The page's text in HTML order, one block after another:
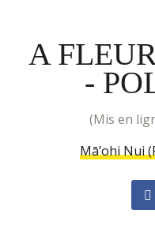
A
-
(mis en
Mā’ohi Nui